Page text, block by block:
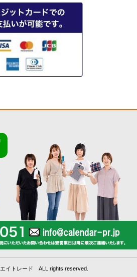
イトレード ALL rights reserved.